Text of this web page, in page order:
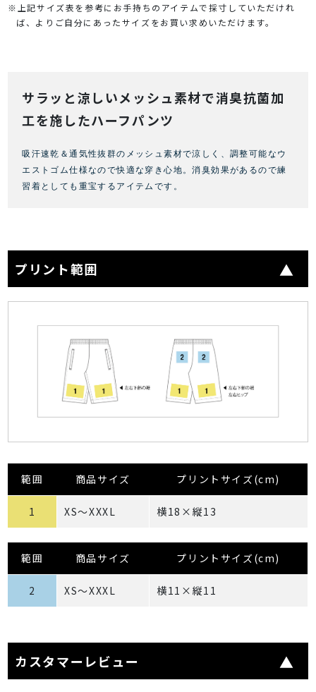
※上記サイズ表を参考にお手持ちのアイテムで採寸していただけれ
ば、よりご自分にあったサイズをお買い求めいただけます。
サラッと涼しいメッシュ素材で消臭抗菌加
工を施したハーフパンツ
吸汗速乾＆通気性抜群のメッシュ素材で涼しく、調整可能なウ
エストゴム仕様なので快適な穿き心地。消臭効果があるので練
習着 としても重宝するアイテムです。
プリント範囲
範囲 商品サイズ プリントサイズ(cm)
1 XS～XXXL 横18×縦13
範囲 商品サイズ プリントサイズ(cm)
2 XS～XXXL 横11×縦11
カスタマーレビュー